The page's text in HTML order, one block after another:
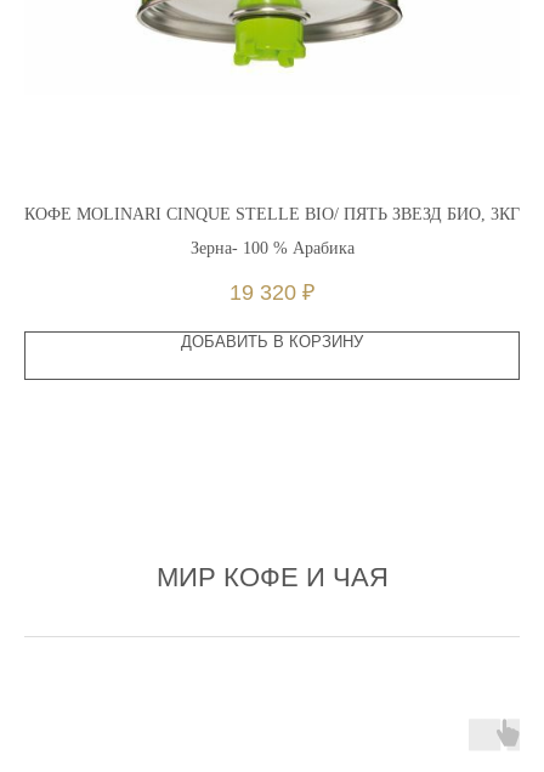
КОФЕ MOLINARI CINQUE STELLE BIO/ ПЯТЬ ЗВЕЗД БИО, 3КГ
Зерна- 100 % Арабика
19 320 ₽
ДОБАВИТЬ В КОРЗИНУ
МИР КОФЕ И ЧАЯ